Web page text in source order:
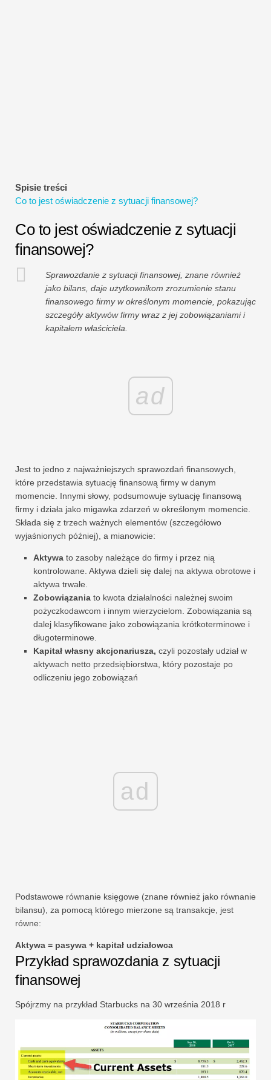
Spisie treści
Co to jest oświadczenie z sytuacji finansowej?
Co to jest oświadczenie z sytuacji
finansowej?
Sprawozdanie z sytuacji finansowej, znane również
jako bilans, daje użytkownikom zrozumienie stanu
finansowego firmy w określonym momencie, pokazując
szczegóły aktywów firmy wraz z jej zobowiązaniami i
kapitałem właściciela.
ad
Jest to jedno z najważniejszych sprawozdań finansowych,
które przedstawia sytuację finansową firmy w danym
momencie. Innymi słowy, podsumowuje sytuację finansową
firmy i działa jako migawka zdarzeń w określonym momencie.
Składa się z trzech ważnych elementów (szczegółowo
wyjaśnionych później), a mianowicie:
Aktywa to zasoby należące do firmy i przez nią
kontrolowane. Aktywa dzieli się dalej na aktywa obrotowe i
aktywa trwałe.
Zobowiązania to kwota działalności należnej swoim
pożyczkodawcom i innym wierzycielom. Zobowiązania są
dalej klasyfikowane jako zobowiązania krótkoterminowe i
długoterminowe.
Kapitał własny akcjonariusza, czyli pozostały udział w
aktywach netto przedsiębiorstwa, który pozostaje po
odliczeniu jego zobowiązań
ad
Podstawowe równanie księgowe (znane również jako równanie
bilansu), za pomocą którego mierzone są transakcje, jest
równe:
Aktywa = pasywa + kapitał udziałowca
Przykład sprawozdania z sytuacji
finansowej
Spójrzmy na przykład Starbucks na 30 września 2018 r